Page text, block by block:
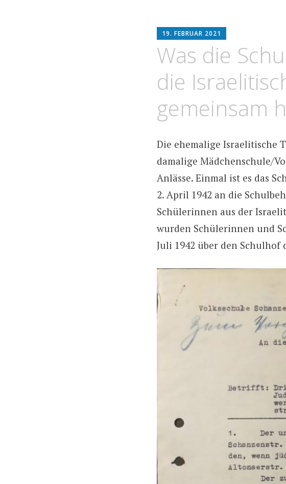
19. FEBRUAR 2021
Was die
die
gemeinsam
Die ehemalige Israelitische
damalige Mädchenschule/
Anlässe. Einmal ist es das
2. April 1942 an die
Schülerinnen aus der
wurden Schülerinnen und
Juli 1942 über den